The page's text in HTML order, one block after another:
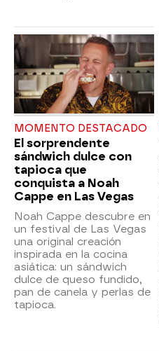
MOMENTO DESTACADO
El sorprendente
sándwich dulce con
tapioca que
conquista a Noah
Cappe en Las Vegas
Noah Cappe descubre en
un festival de Las Vegas
una original creación
inspirada en la cocina
asiática: un sándwich
dulce de queso fundido,
pan de canela y perlas de
tapioca.